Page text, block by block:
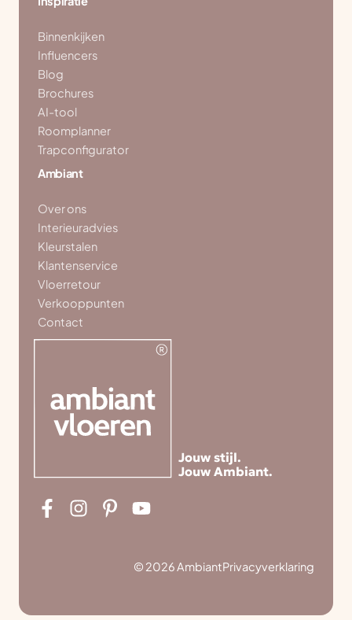
Binnenkijken
Influencers
Blog
Brochures
AI-tool
Roomplanner
Trapconfigurator
Ambiant
Over ons
Interieuradvies
Kleurstalen
Klantenservice
Vloerretour
Verkooppunten
Contact
Jouw stijl.
Jouw Ambiant.
© 2026 AmbiantPrivacyverklaring